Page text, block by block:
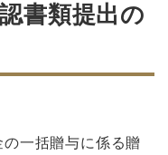
書類提出の
一括贈与に係る贈